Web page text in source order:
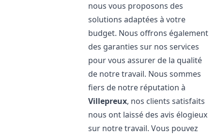
nous vous proposons des
solutions adaptées à votre
budget. Nous offrons également
des garanties sur nos services
pour vous assurer de la qualité
de notre travail. Nous sommes
fiers de notre réputation à
Villepreux, nos clients satisfaits
nous ont laissé des avis élogieux
sur notre travail. Vous pouvez